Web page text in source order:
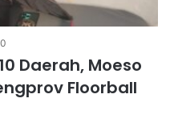
Daerah, Moeso
Floorball